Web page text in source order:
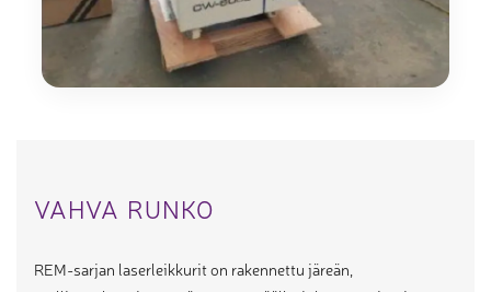
VAHVA RUNKO
REM-sarjan laserleikkurit on rakennettu järeän,